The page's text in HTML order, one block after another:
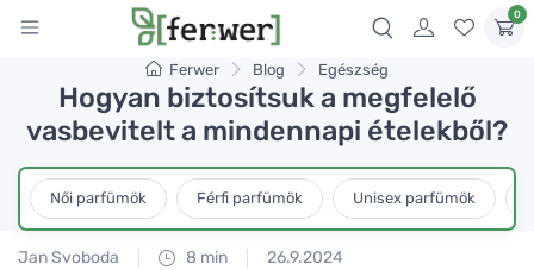
0
Ferwer Blog Egészség
Hogyan biztosítsuk a megfelelő
vasbevitelt a mindennapi ételekből?
Női parfümök Férfi parfümök Unisex parfümök
Jan Svoboda 8 min 26.9.2024